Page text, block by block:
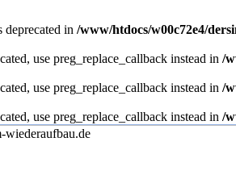
deprecated in /www/htdocs/w00c72e4/
use preg_replace_callback instead in /
use preg_replace_callback instead in /
use preg_replace_callback instead in /